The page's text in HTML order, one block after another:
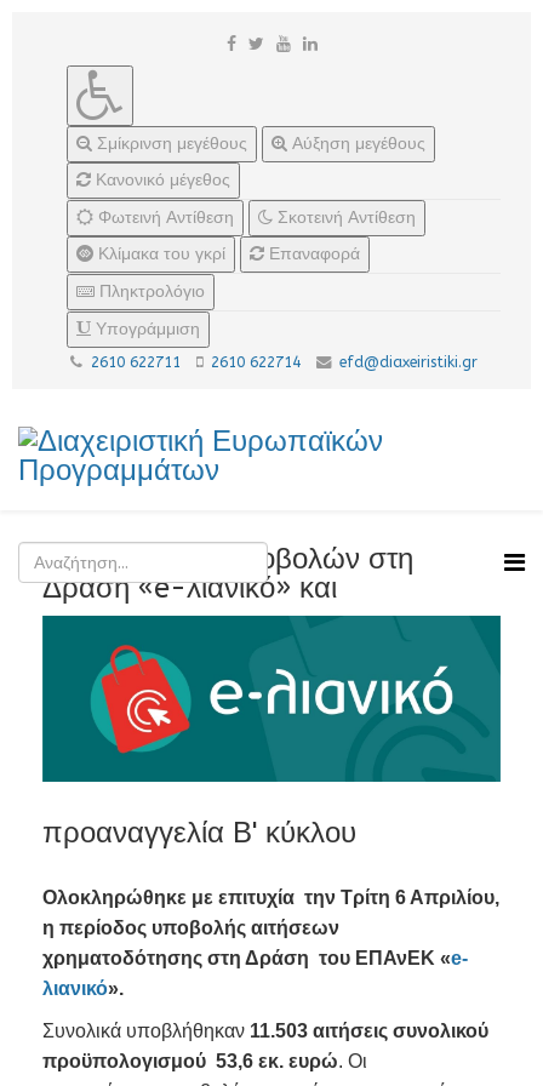
Σμίκρινση μεγέθους
Αύξηση μεγέθους
Κανονικό μέγεθος
Φωτεινή Αντίθεση
Σκοτεινή Αντίθεση
Κλίμακα του γκρί
Επαναφορά
Πληκτρολόγιο
Υπογράμμιση
2610 622711 2610 622714 efd@diaxeiristiki.gr
Ολοκλήρωση υποβολών στη
Δράση «e-λιανικό» και
προαναγγελία Β' κύκλου
Ολοκληρώθηκε με επιτυχία την Τρίτη 6 Απριλίου,
η περίοδος υποβολής αιτήσεων
χρηματοδότησης στη Δράση του ΕΠΑνΕΚ «e-
λιανικό».
Συνολικά υποβλήθηκαν 11.503 αιτήσεις συνολικού
προϋπολογισμού 53,6 εκ. ευρώ. Οι